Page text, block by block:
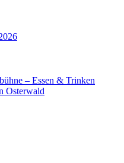
– Essen & Trinken
Osterwald